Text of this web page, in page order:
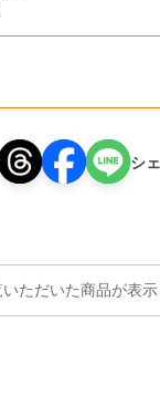
シ
ただいた商品が表示